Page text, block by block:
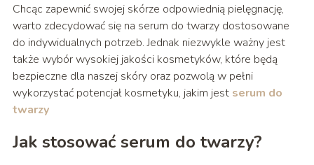
Chcąc zapewnić swojej skórze odpowiednią pielęgnację,
warto zdecydować się na serum do twarzy dostosowane
do indywidualnych potrzeb. Jednak niezwykle ważny jest
także wybór wysokiej jakości kosmetyków, które będą
bezpieczne dla naszej skóry oraz pozwolą w pełni
wykorzystać potencjał kosmetyku, jakim jest serum do
twarzy
Jak stosować serum do twarzy?